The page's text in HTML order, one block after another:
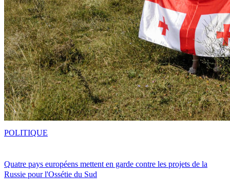
Quatre pays européens mettent en garde contre les projets de la
Russie pour l'Ossétie du Sud
POLITIQUE